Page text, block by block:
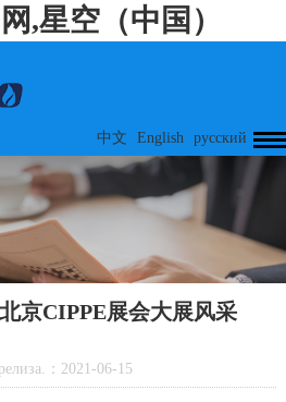
,星空（中国）
中文 English русский
京CIPPE展会大展风采
：2021-06-15